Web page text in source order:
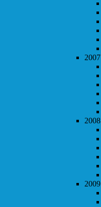
2007
2008
2009